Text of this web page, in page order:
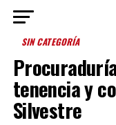
SIN CATEGORÍA
tenencia y
Silvestre